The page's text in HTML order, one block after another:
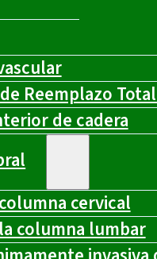
Reemplazo
de cadera
cervical
columna lumbar